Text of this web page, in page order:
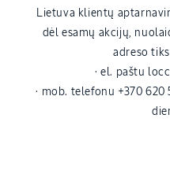
Lietuva klientų
dėl esamų akcijų,
adreso
· el. paštu
· mob. telefonu +370 620